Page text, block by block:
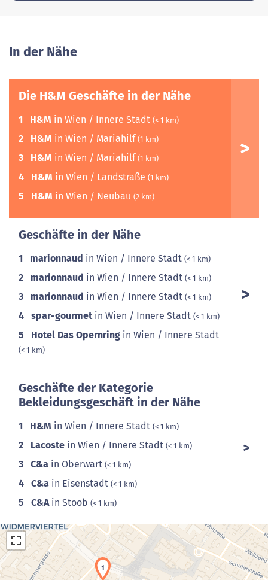
In der Nähe
Die H&M Geschäfte in der Nähe
1 H&M in Wien / Innere Stadt (< 1 km)
2 H&M in Wien / Mariahilf (1 km)
3 H&M in Wien / Mariahilf (1 km)
4 H&M in Wien / Landstraße (1 km)
5 H&M in Wien / Neubau (2 km)
Geschäfte in der Nähe
1 marionnaud in Wien / Innere Stadt (< 1 km)
2 marionnaud in Wien / Innere Stadt (< 1 km)
3 marionnaud in Wien / Innere Stadt (< 1 km)
4 spar-gourmet in Wien / Innere Stadt (< 1 km)
5 Hotel Das Opernring in Wien / Innere Stadt
(< 1 km)
Geschäfte der Kategorie
Bekleidungsgeschäft in der Nähe
1 H&M in Wien / Innere Stadt (< 1 km)
2 Lacoste in Wien / Innere Stadt (< 1 km)
3 C&a in Oberwart (< 1 km)
4 C&a in Eisenstadt (< 1 km)
5 C&Ain Stoob (< 1 km)
1